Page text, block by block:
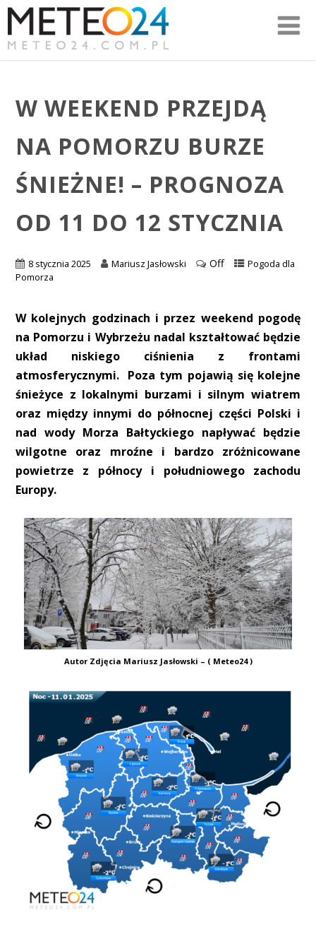
W WEEKEND PRZEJDĄ
NA POMORZU BURZE
ŚNIEŻNE! – PROGNOZA
OD 11 DO 12 STYCZNIA
8 stycznia 2025 Mariusz Jasłowski Off
Pogoda dla
Pomorza
W kolejnych godzinach i przez weekend pogodę
na Pomorzu i Wybrzeżu nadal kształtować będzie
układ niskiego ciśnienia z frontami
atmosferycznymi. Poza tym pojawią się kolejne
śnieżyce z lokalnymi burzami i silnym wiatrem
oraz między innymi do północnej części Polski i
nad wody Morza Bałtyckiego napływać będzie
wilgotne oraz mroźne i bardzo zróżnicowane
powietrze z północy i południowego zachodu
Europy.
Autor Zdjęcia Mariusz Jasłowski – ( Meteo24 )